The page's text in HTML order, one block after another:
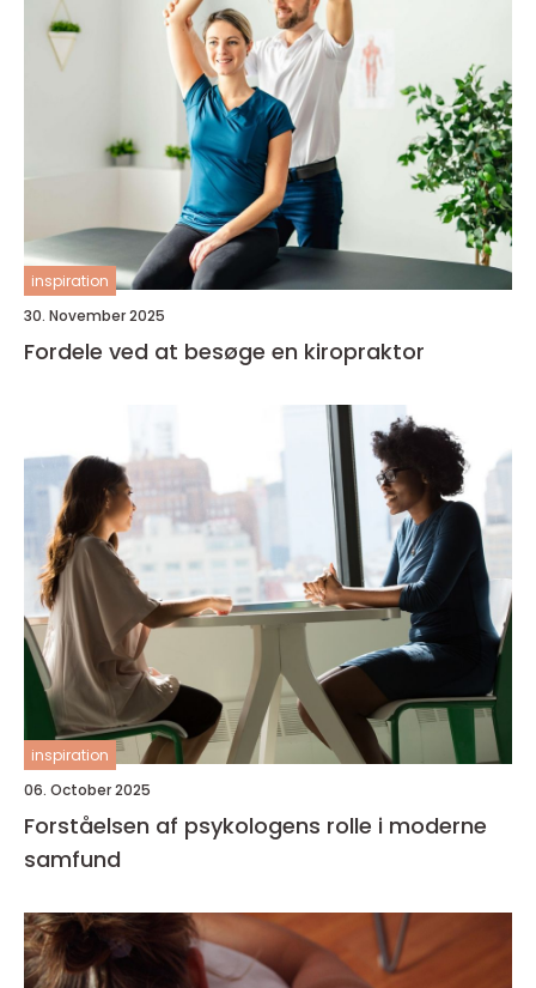
inspiration
30. November 2025
Fordele ved at besøge en kiropraktor
inspiration
06. October 2025
Forståelsen af psykologens rolle i moderne
samfund